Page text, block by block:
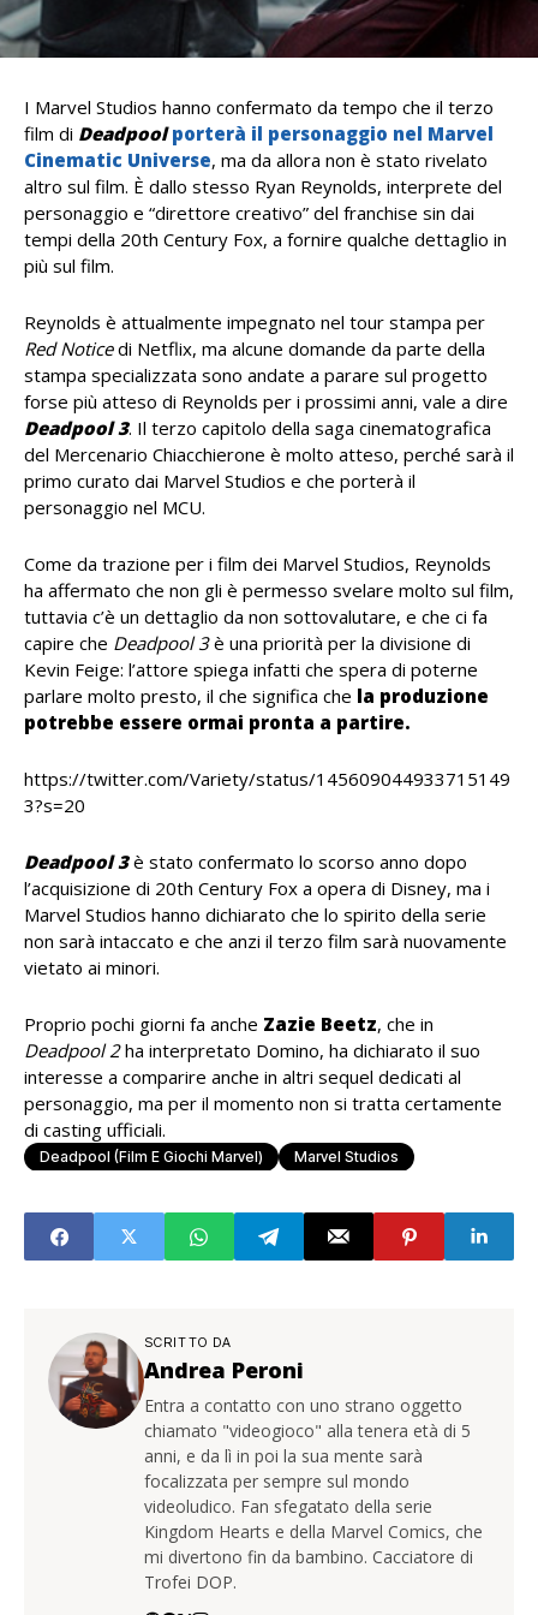
I Marvel Studios hanno confermato da tempo che il terzo
film di Deadpool porterà il personaggio nel Marvel
Cinematic Universe, ma da allora non è stato rivelato
altro sul film. È dallo stesso Ryan Reynolds, interprete del
personaggio e “direttore creativo” del franchise sin dai
tempi della 20th Century Fox, a fornire qualche dettaglio in
più sul film.
Reynolds è attualmente impegnato nel tour stampa per
Red Noticedi Netflix, ma alcune domande da parte della
stampa specializzata sono andate a parare sul progetto
forse più atteso di Reynolds per i prossimi anni, vale a dire
Deadpool 3. Il terzo capitolo della saga cinematografica
del Mercenario Chiacchierone è molto atteso, perché sarà il
primo curato dai Marvel Studios e che porterà il
personaggio nel MCU.
Come da trazione per i film dei Marvel Studios, Reynolds
ha affermato che non gli è permesso svelare molto sul film,
tuttavia c’è un dettaglio da non sottovalutare, e che ci fa
capire che Deadpool 3è una priorità per la divisione di
Kevin Feige: l’attore spiega infatti che spera di poterne
parlare molto presto, il che significa che la produzione
potrebbe essere ormai pronta a partire.
https://twitter.com/Variety/status/145609044933715149
3?s=20
Deadpool 3 è stato confermato lo scorso anno dopo
l’acquisizione di 20th Century Fox a opera di Disney, ma i
Marvel Studios hanno dichiarato che lo spirito della serie
non sarà intaccato e che anzi il terzo film sarà nuovamente
vietato ai minori.
Proprio pochi giorni fa anche Zazie Beetz, che in
Deadpool 2ha interpretato Domino, ha dichiarato il suo
interesse a comparire anche in altri sequel dedicati al
personaggio, ma per il momento non si tratta certamente
di casting ufficiali.
Deadpool (film E Giochi Marvel) Marvel Studios
SCRITTO DA
Andrea Peroni
Entra a contatto con uno strano oggetto
chiamato "videogioco" alla tenera età di 5
anni, e da lì in poi la sua mente sarà
focalizzata per sempre sul mondo
videoludico. Fan sfegatato della serie
Kingdom Hearts e della Marvel Comics, che
mi divertono fin da bambino. Cacciatore di
Trofei DOP.